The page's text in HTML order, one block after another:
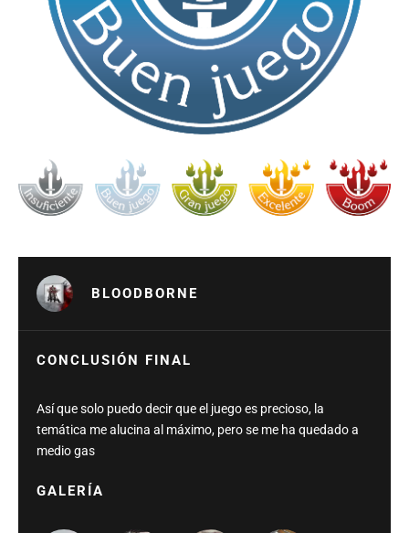
BLOODBORNE
CONCLUSIÓN FINAL
Así que solo puedo decir que el juego es precioso, la
temática me alucina al máximo, pero se me ha quedado a
medio gas
GALERÍA